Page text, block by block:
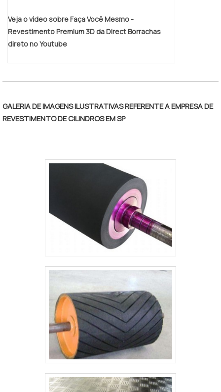
Veja o vídeo sobre Faça Você Mesmo -
Revestimento Premium 3D da Direct Borrachas
direto no Youtube
GALERIA DE IMAGENS ILUSTRATIVAS REFERENTE A EMPRESA DE
REVESTIMENTO DE CILINDROS EM SP